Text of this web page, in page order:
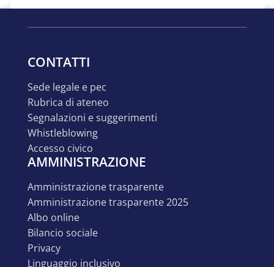
Missione
CONTATTI
sede legale e pec
rubrica di ateneo
segnalazioni e suggerimenti
whistleblowing
accesso civico
AMMINISTRAZIONE
amministrazione trasparente
amministrazione trasparente 2025
albo online
bilancio sociale
privacy
linguaggio inclusivo